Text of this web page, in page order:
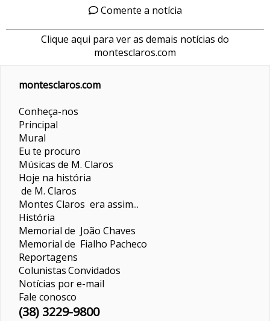
Comente a notícia
Clique aqui para ver as demais notícias do
montesclaros.com
montesclaros.com
Conheça-nos
Principal
Mural
Eu te procuro
Músicas de M. Claros
Hoje na história
de M. Claros
Montes Claros era assim...
História
Memorial de João Chaves
Memorial de Fialho Pacheco
Reportagens
ColunistasConvidados
Notícias por e-mail
Fale conosco
(38) 3229-9800